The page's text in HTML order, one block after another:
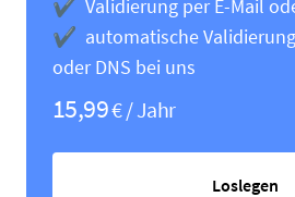
✔ Validierung per E-Mail
✔ automatische
oder DNS bei uns
15,99€ / Jahr
Loslegen